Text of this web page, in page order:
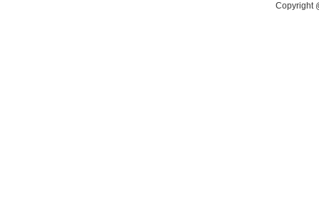
Copyright